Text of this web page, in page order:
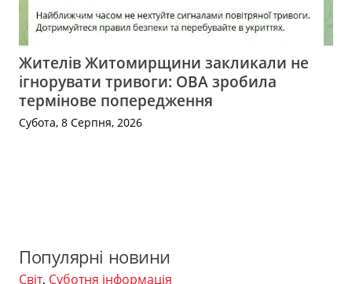
Жителів Житомирщини закликали не
ігнорувати тривоги: ОВА зробила
термінове попередження
Субота, 8 Серпня, 2026
Популярні новини
Світ, Суботня інформація